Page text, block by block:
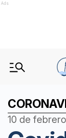
Ads
10 de